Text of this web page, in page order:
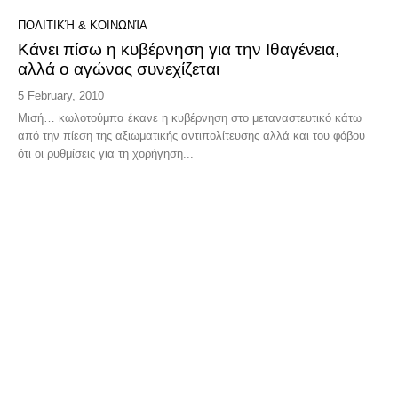
ΠΟΛΙΤΙΚΉ & ΚΟΙΝΩΝΊΑ
Κάνει πίσω η κυβέρνηση για την Ιθαγένεια,
αλλά ο αγώνας συνεχίζεται
5 February, 2010
Μισή… κωλοτούμπα έκανε η κυβέρνηση στο μεταναστευτικό κάτω
από την πίεση της αξιωματικής αντιπολίτευσης αλλά και του φόβου
ότι οι ρυθμίσεις για τη χορήγηση...